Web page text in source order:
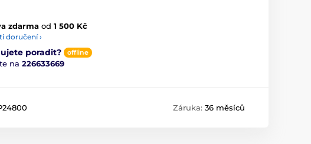
zdarma od 1 500 Kč
doručení ›
poradit? offline
na 226633669
Záruka: 36 měsíců